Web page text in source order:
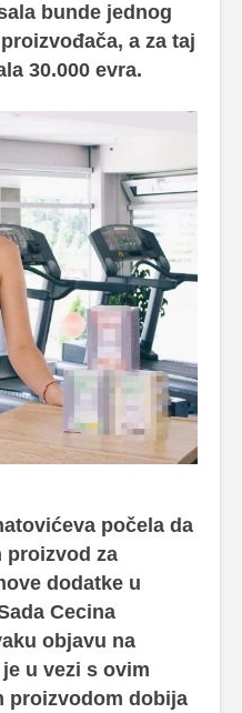
bunde jednog
a za taj
30.000 evra.
počela da
proizvod za
dodatke u
Cecina
objavu na
u vezi s ovim
proizvodom dobija